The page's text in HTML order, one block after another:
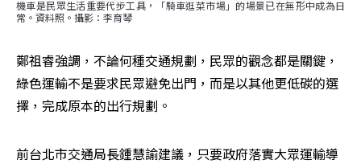
機車是民眾生活重要代步工具，「騎車逛菜市場」的場景已在無形中成為日
常。資料照。攝影：李育琴
鄭祖睿強調，不論何種交通規劃，民眾的觀念都是關鍵，
綠色運輸不是要求民眾避免出門，而是以其他更低碳的選
擇，完成原本的出行規劃。
前台北市交通局長鍾慧諭建議，只要政府落實大眾運輸導